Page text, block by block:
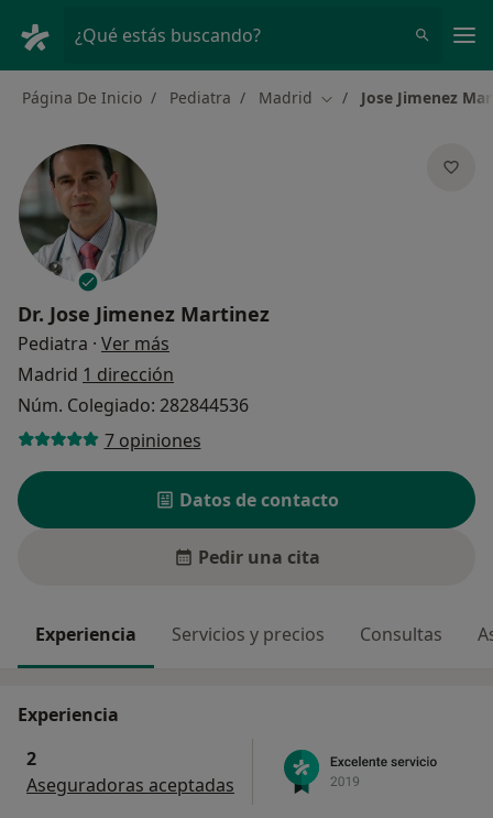
¿Qué estás buscando?
Página De Inicio Pediatra Madrid Cambiar de ciudad
Jose Jimenez
Dr. Jose Jimenez Martinez
Pediatra · Ver más
Madrid 1 dirección
Núm. Colegiado: 282844536
7 opiniones
Datos de contacto
Pedir una cita
Experiencia Servicios y precios Consultas
Experiencia
2
Aseguradoras aceptadas